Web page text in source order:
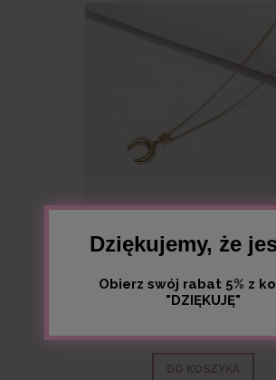
Dziękujemy, że
Obierz swój rabat 5% z
"DZIĘKUJĘ"
lunula, gwiazdka
DO KOSZYKA